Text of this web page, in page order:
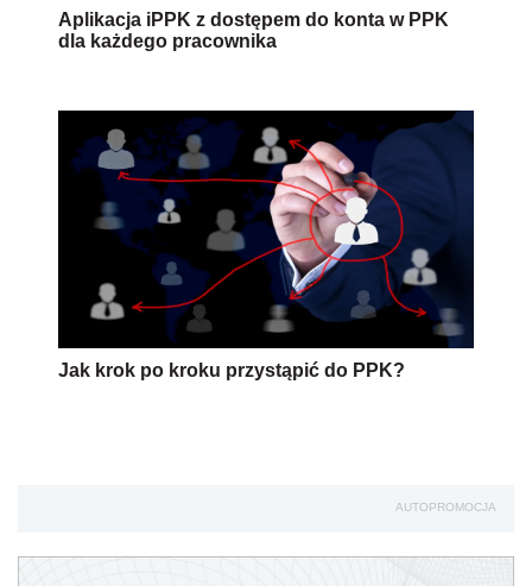
Aplikacja iPPK z dostępem do konta w PPK
dla każdego pracownika
Jak krok po kroku przystąpić do PPK?
AUTOPROMOCJA